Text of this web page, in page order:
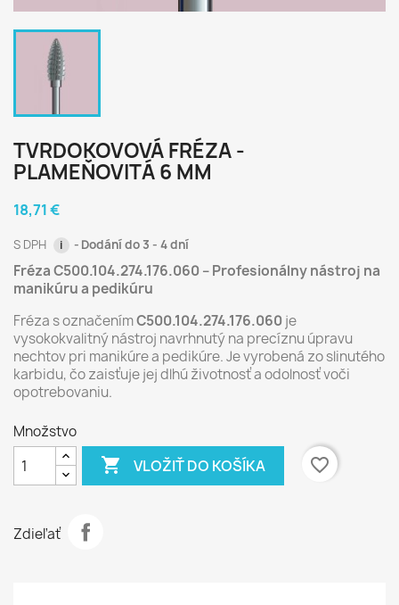
TVRDOKOVOVÁ FRÉZA -
PLAMEŇOVITÁ 6 MM
18,71 €
S DPH i Dodání do 3 - 4 dní
Fréza C500.104.274.176.060 – Profesionálny nástroj na
manikúru a pedikúru
Fréza s označenímC500.104.274.176.060je
vysokokvalitný nástroj navrhnutý na precíznu úpravu
nechtov pri manikúre a pedikúre. Je vyrobená zo slinutého
karbidu, čo zaisťuje jej dlhú životnosť a odolnosť voči
opotrebovaniu.
Množstvo
 VLOŽIŤ DO KOŠÍKA favorite_border
Zdieľať